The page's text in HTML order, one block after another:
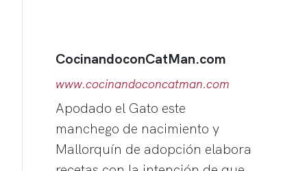
CocinandoconCatMan.com
www.cocinandoconcatman.com
Apodado el Gato este
manchego de nacimiento y
Mallorquín de adopción elabora